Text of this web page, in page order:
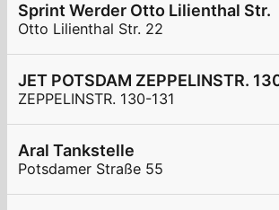
Sprint Werder Otto Lilienthal Str.
Otto Lilienthal Str. 22
ZEPPELINSTR. 130-131
Aral Tankstelle
Potsdamer Straße 55